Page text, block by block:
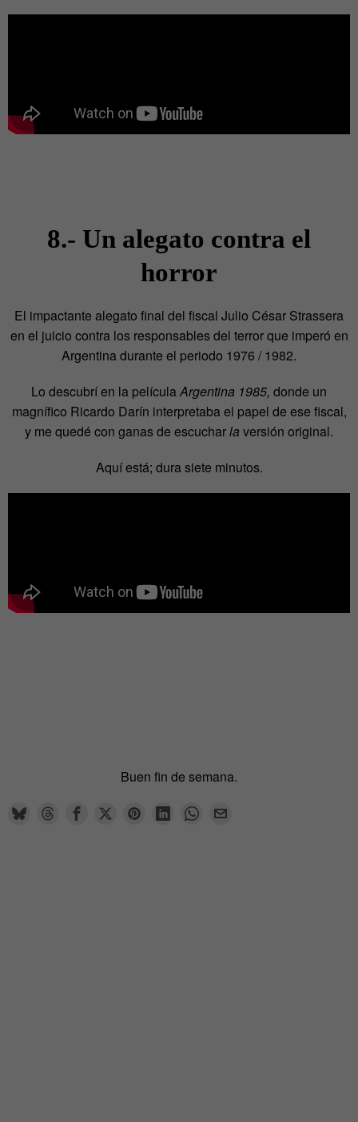
8.- Un alegato contra el
horror
El impactante alegato final del fiscal Julio César Strassera
en el juicio contra los responsables del terror que imperó en
Argentina durante el periodo 1976 / 1982.
Lo descubrí en la películaArgentina 1985, donde un
magnífico Ricardo Darín interpretaba el papel de ese fiscal,
y me quedé con ganas de escucharla versión original.
Aquí está; dura siete minutos.
Buen fin de semana.